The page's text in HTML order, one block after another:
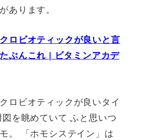
あります。
ロビオティックが良いと言
ぶんこれ | ビタミンアカデ
ロビオティックが良いタイ
を眺めていて ふと思いつ
。 「ホモシステイン」は